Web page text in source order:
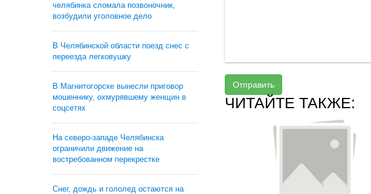
челябинка сломала позвоночник,
возбудили уголовное дело
В Челябинской области поезд снес с
переезда легковушку
В Магнитогорске вынесли приговор
мошеннику, охмурявшему женщин в
соцсетях
На северо-западе Челябинска
ограничили движение на
востребованном перекрестке
Снег, дождь и гололед остаются на
Отправить
ЧИТАЙТЕ ТАКЖЕ: